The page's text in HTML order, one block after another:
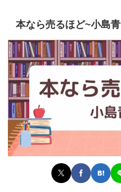
本なら売るほど~小島青